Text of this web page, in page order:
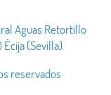
Aguas Retortillo
Écija (Sevilla)
reservados